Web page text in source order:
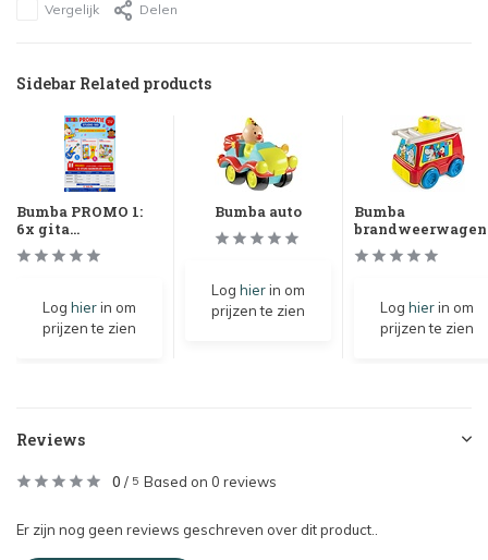
Vergelijk Delen
Sidebar Related products
Bumba PROMO 1:
6x gita...
Log hierin om
prijzen te zien
Bumba auto
Log hierin om
prijzen te zien
Bumba
brandweerwagen
Log hierin om
prijzen te zien
Reviews
0 / 5 Based on 0 reviews
Er zijn nog geen reviews geschreven over dit product..